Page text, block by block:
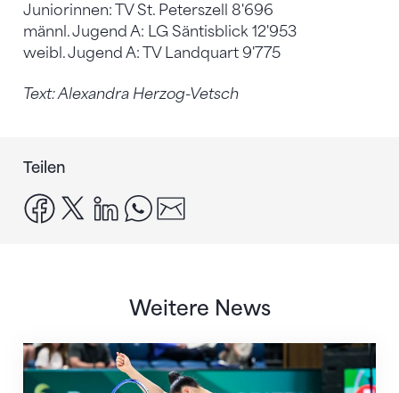
Juniorinnen: TV St. Peterszell 8'696
männl. Jugend A: LG Säntisblick 12'953
weibl. Jugend A: TV Landquart 9'775
Text: Alexandra Herzog-Vetsch
Teilen
facebook
x linkedinwhatsapp
Weitere News
Nächster Halt: Weltmeisterschaft